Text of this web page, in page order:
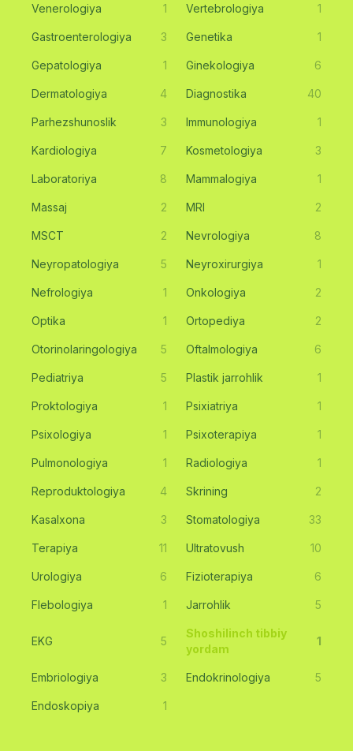
Venerologiya 1 Vertebrologiya 1
Gastroenterologiya 3 Genetika 1
Gepatologiya 1 Ginekologiya 6
Dermatologiya 4 Diagnostika 40
Parhezshunoslik 3 Immunologiya 1
Kardiologiya 7 Kosmetologiya 3
Laboratoriya 8 Mammalogiya 1
Massaj 2 MRI 2
MSCT 2 Nevrologiya 8
Neyropatologiya 5 Neyroxirurgiya 1
Nefrologiya 1 Onkologiya 2
Optika 1 Ortopediya 2
Otorinolaringologiya 5 Oftalmologiya 6
Pediatriya 5 Plastik jarrohlik 1
Proktologiya 1 Psixiatriya 1
Psixologiya 1 Psixoterapiya 1
Pulmonologiya 1 Radiologiya 1
Reproduktologiya 4 Skrining 2
Kasalxona 3 Stomatologiya 33
Terapiya 11 Ultratovush 10
Urologiya 6 Fizioterapiya 6
Flebologiya 1 Jarrohlik 5
EKG 5
Shoshilinch tibbiy
yordam
1
Embriologiya 3 Endokrinologiya 5
Endoskopiya 1